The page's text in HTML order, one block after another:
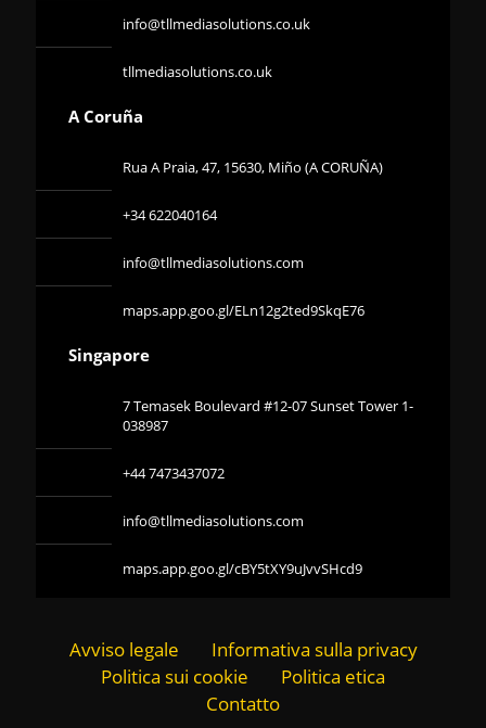
info@tllmediasolutions.co.uk
tllmediasolutions.co.uk
A Coruña
Rua A Praia, 47, 15630, Miño (A CORUÑA)
+34 622040164
info@tllmediasolutions.com
maps.app.goo.gl/ELn12g2ted9SkqE76
Singapore
7 Temasek Boulevard #12-07 Sunset Tower 1-
038987
+44 7473437072
info@tllmediasolutions.com
maps.app.goo.gl/cBY5tXY9uJvvSHcd9
Avviso legale
Informativa sulla privacy
Politica sui cookie
Politica etica
Contatto